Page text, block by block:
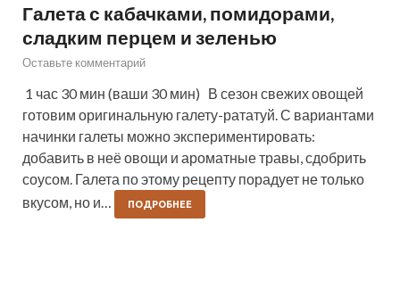
Галета с кабачками, помидорами,
сладким перцем и зеленью
Оставьте комментарий
1 час 30 мин (ваши 30 мин) В сезон свежих овощей
готовим оригинальную галету-рататуй. С вариантами
начинки галеты можно экспериментировать:
добавить в неё овощи и ароматные травы, сдобрить
соусом. Галета по этому рецепту порадует не только
вкусом, но и…
ПОДРОБНЕЕ